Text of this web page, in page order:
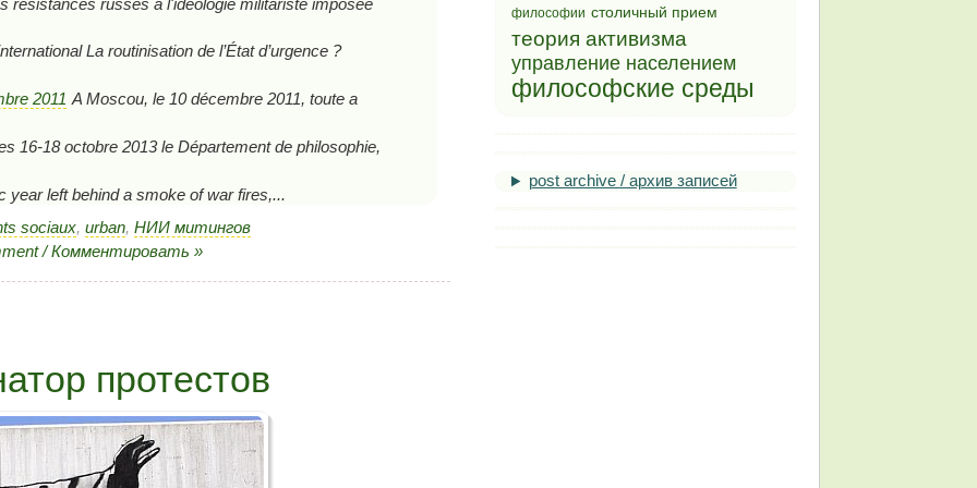
résistances russes à l'idéologie militariste imposée
La routinisation de l’État d’urgence ?
2011 A Moscou, le 10 décembre 2011, toute a
16-18 octobre 2013 le Département de philosophie,
year left behind a smoke of war fires,...
sociaux, urban, НИИ митингов
/ Комментировать »
протестов
философии столичный прием
теория активизма
управление населением
философские среды
post archive / архив записей